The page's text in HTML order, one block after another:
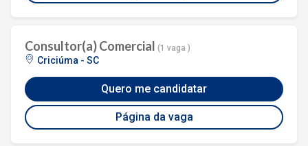
Consultor(a) Comercial (1 vaga )
Criciúma - SC
Página da vaga
Quero me candidatar